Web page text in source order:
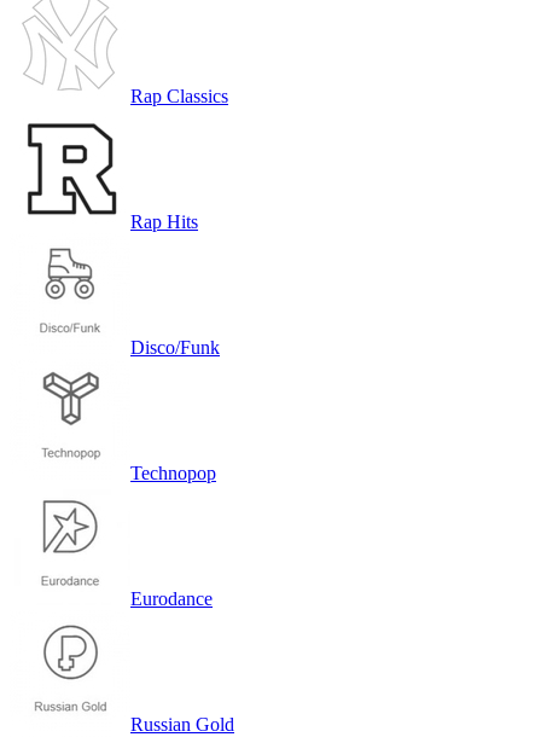
Rap Classics
Rap Hits
Disco/Funk
Technopop
Eurodance
Russian Gold